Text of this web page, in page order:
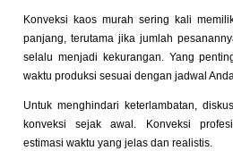
Konveksi kaos murah sering kali
panjang, terutama jika jumlah
selalu menjadi kekurangan. Yang
waktu produksi sesuai dengan jadwal
Untuk menghindari keterlambatan,
konveksi sejak awal. Konveksi
estimasi waktu yang jelas dan realistis.